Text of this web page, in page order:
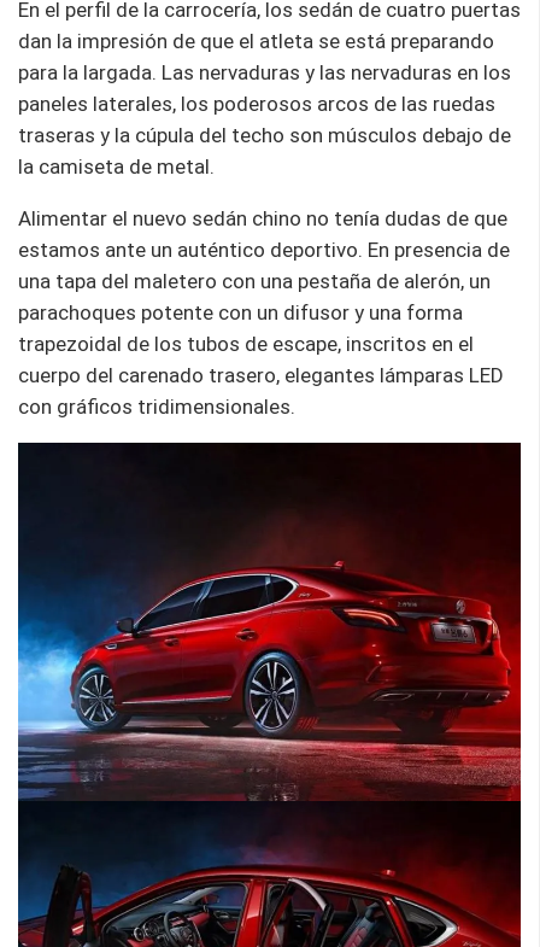
En el perfil de la carrocería, los sedán de cuatro puertas
dan la impresión de que el atleta se está preparando
para la largada. Las nervaduras y las nervaduras en los
paneles laterales, los poderosos arcos de las ruedas
traseras y la cúpula del techo son músculos debajo de
la camiseta de metal.
Alimentar el nuevo sedán chino no tenía dudas de que
estamos ante un auténtico deportivo. En presencia de
una tapa del maletero con una pestaña de alerón, un
parachoques potente con un difusor y una forma
trapezoidal de los tubos de escape, inscritos en el
cuerpo del carenado trasero, elegantes lámparas LED
con gráficos tridimensionales.